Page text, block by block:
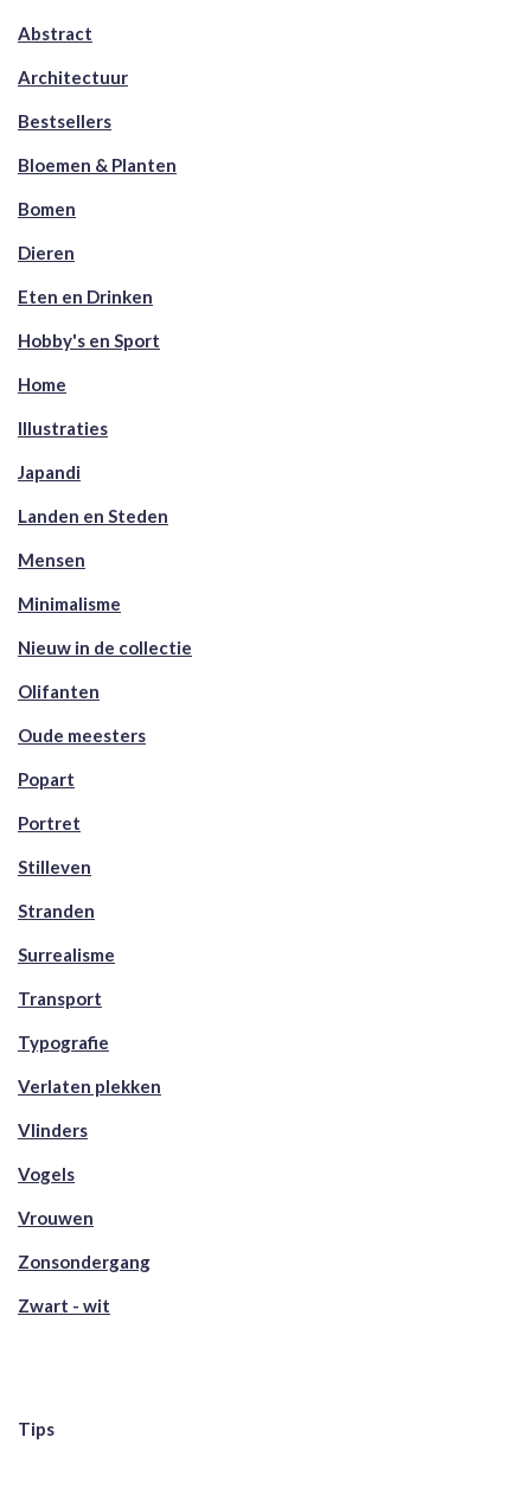
Abstract
Architectuur
Bestsellers
Bloemen & Planten
Bomen
Dieren
Eten en Drinken
Hobby's en Sport
Home
Illustraties
Japandi
Landen en Steden
Mensen
Minimalisme
Nieuw in de collectie
Olifanten
Oude meesters
Popart
Portret
Stilleven
Stranden
Surrealisme
Transport
Typografie
Verlaten plekken
Vlinders
Vogels
Vrouwen
Zonsondergang
Zwart - wit
Tips